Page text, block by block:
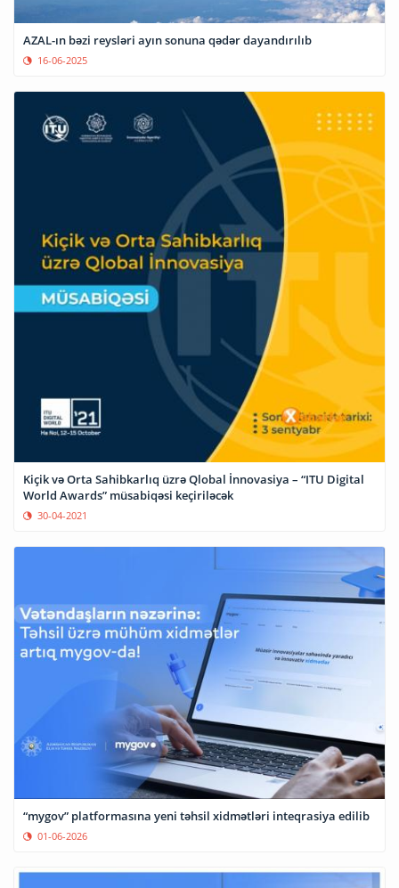
AZAL-ın bəzi reysləri ayın sonuna qədər dayandırılıb
16-06-2025
Kiçik və Orta Sahibkarlıq üzrə Qlobal İnnovasiya – “ITU Digital
World Awards” müsabiqəsi keçiriləcək
30-04-2021
“mygov” platformasına yeni təhsil xidmətləri inteqrasiya edilib
01-06-2026